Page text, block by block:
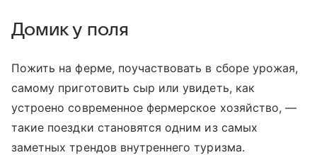
Домик у поля
Пожить на ферме, поучаствовать в сборе урожая,
самому приготовить сыр или увидеть, как
устроено современное фермерское хозяйство, —
такие поездки становятся одним из самых
заметных трендов внутреннего туризма.